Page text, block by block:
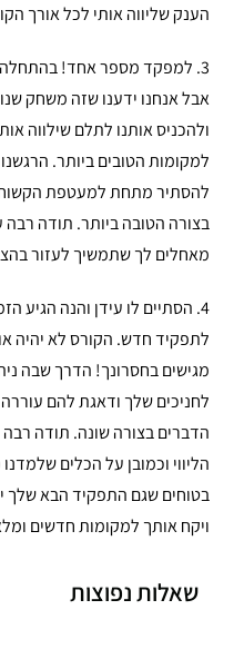
הענק שליווה אותי לכל אורך
3. למפקד מספר אחד! בהתחלה
אבל אנחנו ידענו שזה משחק
ולהכניס אותנו לתלם שילווה
למקומות הטובים ביותר.
להסתיר מתחת למעטפת הקשוחה
בצורה הטובה ביותר. תודה
מאחלים לך שתמשיך לעזור
4. הסתיים לו עידן והנה הגיע
לתפקיד חדש. הקורס לא יהיה
מגישים בחסרונך! הדרך שבה
לחניכים שלך ודאגת להם
הדברים בצורה שונה. תודה
הליווי וכמובן על הכלים
בטוחים שגם התפקיד הבא
ויקח אותך למקומות חדשים
שאלות נפוצות